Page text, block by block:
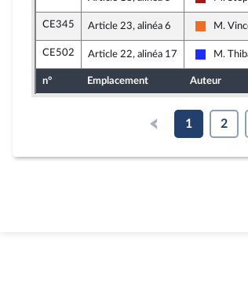
Gauche
CE345 Article 23, alinéa 6 M.
CE502 Article 22, alinéa 17
Les
M.
n° Emplacement Auteur
1 2